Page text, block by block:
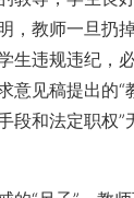
，教师一旦扔
生违规违纪，
意见稿提出的“
段和法定职权